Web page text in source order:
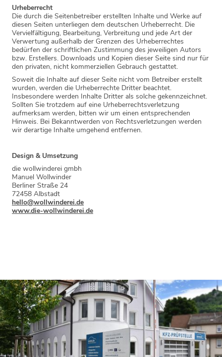
Urheberrecht
Die durch die Seitenbetreiber erstellten Inhalte und Werke auf
diesen Seiten unterliegen dem deutschen Urheberrecht. Die
Vervielfältigung, Bearbeitung, Verbreitung und jede Art der
Verwertung außerhalb der Grenzen des Urheberrechtes
bedürfen der schriftlichen Zustimmung des jeweiligen Autors
bzw. Erstellers. Downloads und Kopien dieser Seite sind nur für
den privaten, nicht kommerziellen Gebrauch gestattet.
Soweit die Inhalte auf dieser Seite nicht vom Betreiber erstellt
wurden, werden die Urheberrechte Dritter beachtet.
Insbesondere werden Inhalte Dritter als solche gekennzeichnet.
Sollten Sie trotzdem auf eine Urheberrechtsverletzung
aufmerksam werden, bitten wir um einen entsprechenden
Hinweis. Bei Bekanntwerden von Rechtsverletzungen werden
wir derartige Inhalte umgehend entfernen.
Design & Umsetzung
die wollwinderei gmbh
Manuel Wollwinder
Berliner Straße 24
72458 Albstadt
hello@wollwinderei.de
www.die-wollwinderei.de